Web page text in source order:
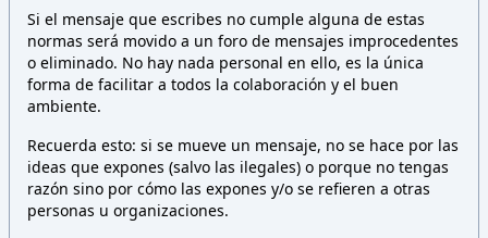
Si el mensaje que escribes no cumple alguna de estas
normas será movido a un foro de mensajes improcedentes
o eliminado. No hay nada personal en ello, es la única
forma de facilitar a todos la colaboración y el buen
ambiente.
Recuerda esto: si se mueve un mensaje, no se hace por las
ideas que expones (salvo las ilegales) o porque no tengas
razón sino por cómo las expones y/o se refieren a otras
personas u organizaciones.